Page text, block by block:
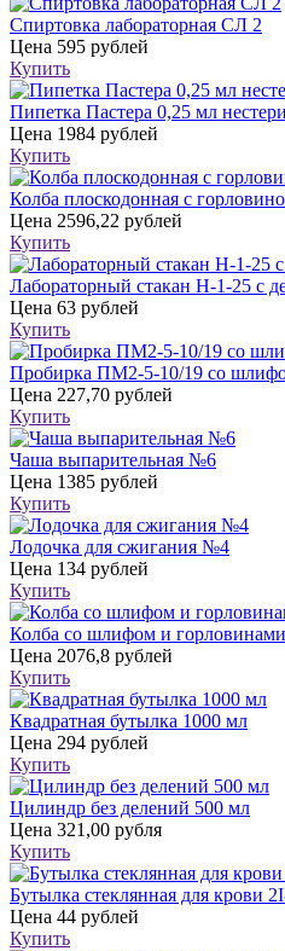
Спиртовка лабораторная СЛ 2
Цена 595 рублей
Купить
Пипетка Пастера 0,25 мл
Цена 1984 рублей
Купить
Колба плоскодонная с
Цена 2596,22 рублей
Купить
Лабораторный стакан Н-1-25 с
Цена 63 рублей
Купить
Пробирка ПМ2-5-10/19 со
Цена 227,70 рублей
Купить
Чаша выпарительная №6
Цена 1385 рублей
Купить
Лодочка для сжигания №4
Цена 134 рублей
Купить
Колба со шлифом и
Цена 2076,8 рублей
Купить
Квадратная бутылка 1000 мл
Цена 294 рублей
Купить
Цилиндр без делений 500 мл
Цена 321,00 рубля
Купить
Бутылка стеклянная для крови
Цена 44 рублей
Купить